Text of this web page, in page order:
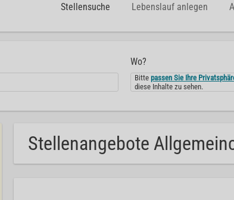
Stellensuche Lebenslauf anlegen
Wo?
Bittepassen Sie Ihre
diese Inhalte zu sehen.
Stellenangebote